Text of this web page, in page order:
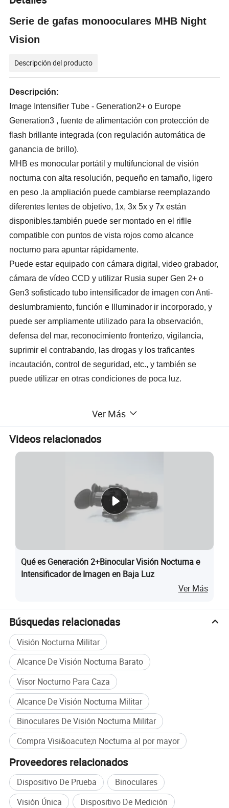
Serie de gafas monooculares MHB Night
Vision
Descripción del producto
Descripción:
Image Intensifier Tube - Generation2+ o Europe
Generation3 , fuente de alimentación con protección de
flash brillante integrada (con regulación automática de
ganancia de brillo).
MHB es monocular portátil y multifuncional de visión
nocturna con alta resolución, pequeño en tamaño, ligero
en peso .la ampliación puede cambiarse reemplazando
diferentes lentes de objetivo, 1x, 3x 5x y 7x están
disponibles.también puede ser montado en el riflle
compatible con puntos de vista rojos como alcance
nocturno para apuntar rápidamente.
Puede estar equipado con cámara digital, video grabador,
cámara de vídeo CCD y utilizar Rusia super Gen 2+ o
Gen3 sofisticado tubo intensificador de imagen con Anti-
deslumbramiento, función e Illuminador ir incorporado, y
puede ser ampliamente utilizado para la observación,
defensa del mar, reconocimiento fronterizo, vigilancia,
suprimir el contrabando, las drogas y los traficantes
incautación, control de seguridad, etc., y también se
puede utilizar en otras condiciones de poca luz.
+sistema de gafas compacto y resistente de tamaño
en casco
+cómodo, con arnés plegable, fiable y.
+óptica todo en vidrio con revestimiento múltiple,
de largo alcance
+lentes opcionales disponibles de 3x, 5x y 7x
+impermeable resistente al tiempo y a la niebla
+Garantía limitada de un año
Atributos de rendimiento
IIT
Ampliación 1
Campo de visión angular, grado 40±2
Alcance focal, m
Ajuste de dioptrías
Resolución, lp/mm mín.- máx
Ver Más
Videos relacionados
Qué es Generación 2+Binocular Visión Nocturna e
Intensificador de Imagen en Baja Luz
Ver Más
Búsquedas relacionadas
Visión Nocturna Militar
Alcance De Visión Nocturna Barato
Visor Nocturno Para Caza
Alcance De Visión Nocturna Militar
Binoculares De Visión Nocturna Militar
Compra Visi&oacute;n Nocturna al por mayor
Proveedores relacionados
Dispositivo De Prueba
Binoculares
Visión Única
Dispositivo De Medición